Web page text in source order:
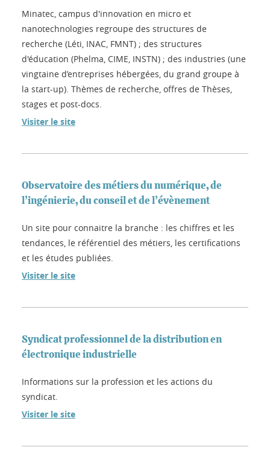
Minatec, campus d'innovation en micro et
nanotechnologies regroupe des structures de
recherche (Léti, INAC, FMNT) ; des structures
d'éducation (Phelma, CIME, INSTN) ; des industries (une
vingtaine d’entreprises hébergées, du grand groupe à
la start-up). Thèmes de recherche, offres de Thèses,
stages et post-docs.
Visiter le site
Observatoire des métiers du numérique, de
l’ingénierie, du conseil et de l’évènement
Un site pour connaitre la branche : les chiffres et les
tendances, le référentiel des métiers, les certifications
et les études publiées.
Visiter le site
Syndicat professionnel de la distribution en
électronique industrielle
Informations sur la profession et les actions du
syndicat.
Visiter le site